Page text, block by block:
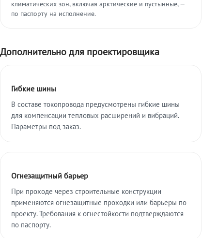
климатических зон, включая арктические и пустынные, —
по паспорту на исполнение.
Дополнительно для проектировщика
Гибкие шины
В составе токопровода предусмотрены гибкие шины
для компенсации тепловых расширений и вибраций.
Параметры под заказ.
Огнезащитный барьер
При проходе через строительные конструкции
применяются огнезащитные проходки или барьеры по
проекту. Требования к огнестойкости подтверждаются
по паспорту.